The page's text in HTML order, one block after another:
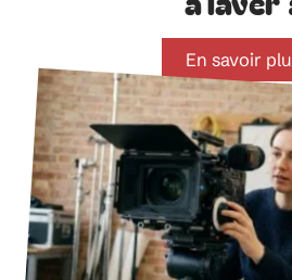
En savoir